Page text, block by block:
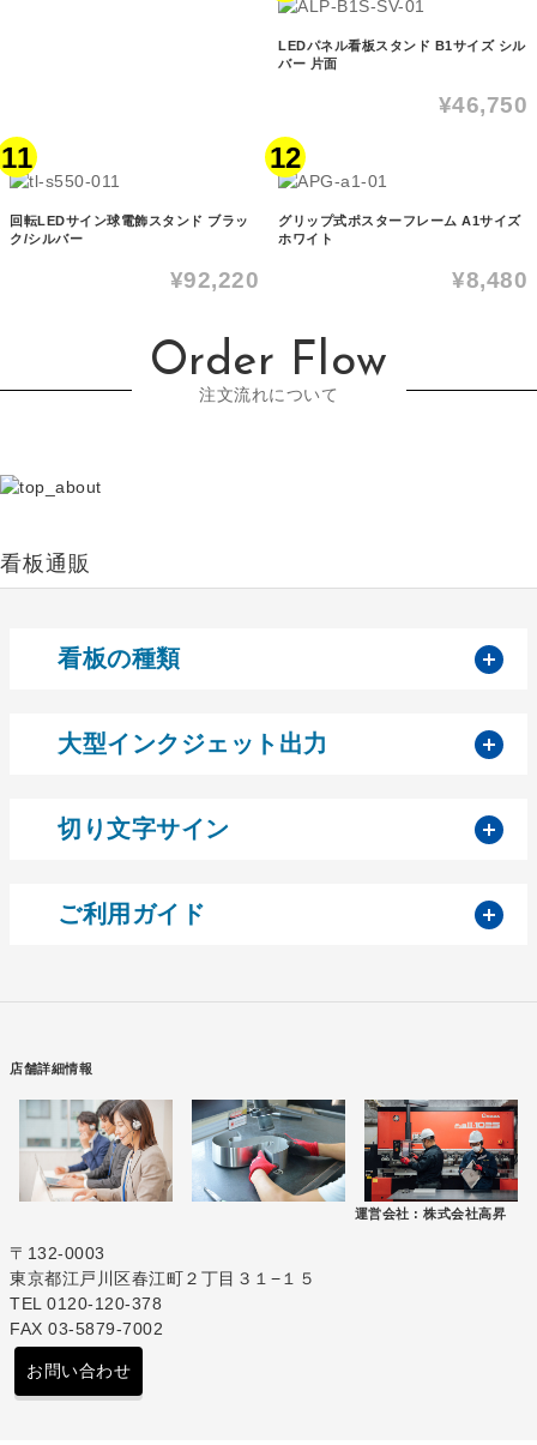
LEDパネル看板スタンド B1サイズ シル
バー 片面
¥46,750
11
回転LEDサイン球電飾スタンド ブラッ
ク/シルバー
¥92,220
12
グリップ式ポスターフレーム A1サイズ
ホワイト
¥8,480
Order Flow
注文流れについて
看板通販
看板の種類
大型インクジェット出力
切り文字サイン
ご利用ガイド
店舗詳細情報
運営会社 : 株式会社高昇
〒132-0003
東京都江戸川区春江町２丁目３１−１５
TEL 0120-120-378
FAX 03-5879-7002
お問い合わせ